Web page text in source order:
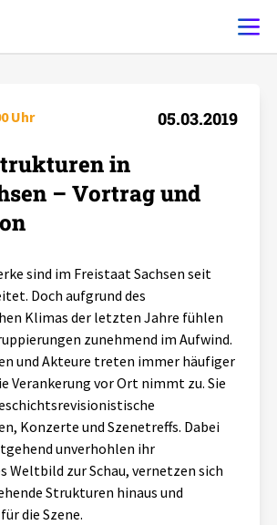
Uhr 05.03.2019
in
– Vortrag und
sind im Freistaat Sachsen seit
Doch aufgrund des
Klimas der letzten Jahre fühlen
zunehmend im Aufwind.
und Akteure treten immer häufiger
Verankerung vor Ort nimmt zu. Sie
Konzerte und Szenetreffs. Dabei
unverhohlen ihr
Weltbild zur Schau, vernetzen sich
Strukturen hinaus und
die Szene.